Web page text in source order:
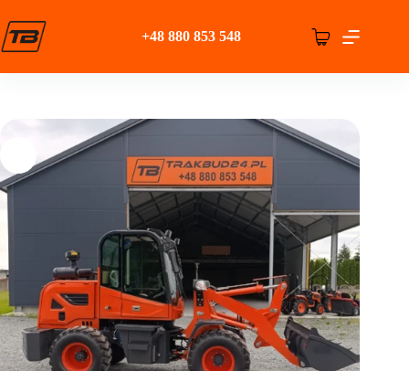
do
treści
+48 880 853 548 Koszyk